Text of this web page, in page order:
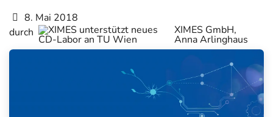
8. Mai 2018
durch
XIMES GmbH,
Anna Arlinghaus